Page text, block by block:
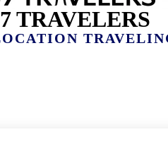
TRAVELERS